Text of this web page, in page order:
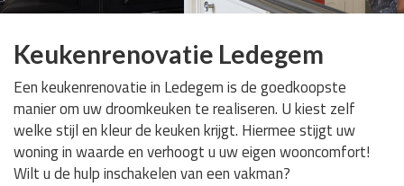
Keukenrenovatie Ledegem
Een keukenrenovatie in Ledegem is de goedkoopste
manier om uw droomkeuken te realiseren. U kiest zelf
welke stijl en kleur de keuken krijgt. Hiermee stijgt uw
woning in waarde en verhoogt u uw eigen wooncomfort!
Wilt u de hulp inschakelen van een vakman?